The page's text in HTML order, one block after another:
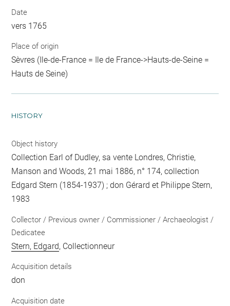
Date
vers 1765
Place of origin
Sèvres (Ile-de-France = Ile de France->Hauts-de-Seine =
Hauts de Seine)
HISTORY
Object history
Collection Earl of Dudley, sa vente Londres, Christie,
Manson and Woods, 21 mai 1886, n° 174, collection
Edgard Stern (1854-1937) ; don Gérard et Philippe Stern,
1983
Collector / Previous owner / Commissioner / Archaeologist /
Dedicatee
Stern, Edgard, Collectionneur
Acquisition details
don
Acquisition date